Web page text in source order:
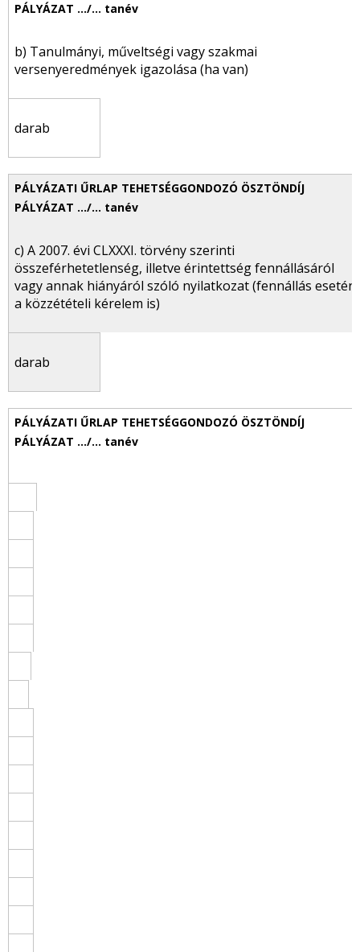
b) Tanulmányi, műveltségi vagy szakmai
versenyeredmények igazolása (ha van)
darab
c) A 2007. évi CLXXXI. törvény szerinti
összeférhetetlenség, illetve érintettség fennállásáról
vagy annak hiányáról szóló nyilatkozat (fennállás esetén
a közzétételi kérelem is)
darab